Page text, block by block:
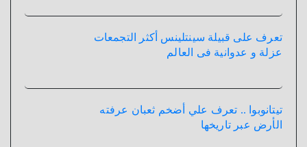
تعرف على قبيلة سينتلينس أكثر التجمعات
عزلة و عدوانية فى العالم
تيتانوبوا .. تعرف علي أضخم ثعبان عرفته
الأرض عبر تاريخها